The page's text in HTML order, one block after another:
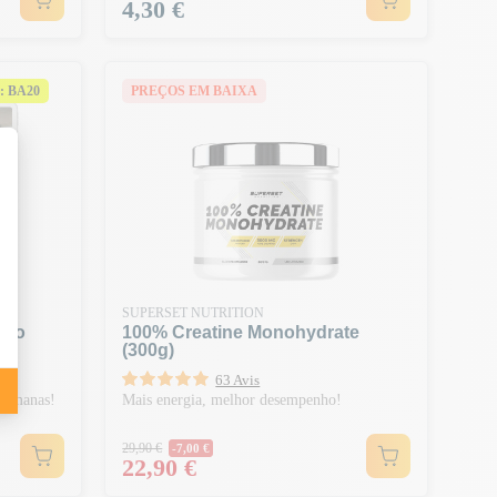
Preço
4,30 €
BA20 PREÇOS EM BAIXA
SUPERSET NUTRITION
100% Creatine Monohydrate
(300g)
63 Avis
Mais energia, melhor desempenho!
Preço normal
29,90 € -7,00 €
Preço
22,90 €